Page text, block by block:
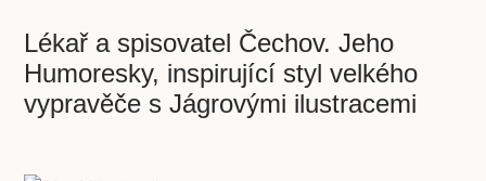
Lékař a spisovatel Čechov. Jeho
Humoresky, inspirující styl velkého
vypravěče s Jágrovými ilustracemi